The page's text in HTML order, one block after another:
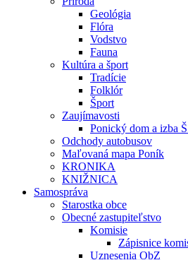
Geológia
Flóra
Vodstvo
Fauna
Kultúra a šport
Tradície
Folklór
Šport
Zaujímavosti
Ponický dom a izba
Odchody autobusov
Maľovaná mapa Poník
KRONIKA
KNIŽNICA
Samospráva
Starostka obce
Obecné zastupiteľstvo
Komisie
Zápisnice
Uznesenia ObZ